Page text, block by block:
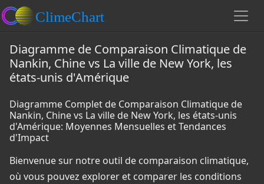
Diagramme de Comparaison Climatique de
Nankin, Chine vs La ville de New York, les
états-unis d'Amérique
Diagramme Complet de Comparaison Climatique de
Nankin, Chine vs La ville de New York, les états-unis
d'Amérique: Moyennes Mensuelles et Tendances
d'Impact
Bienvenue sur notre outil de comparaison climatique,
où vous pouvez explorer et comparer les conditions